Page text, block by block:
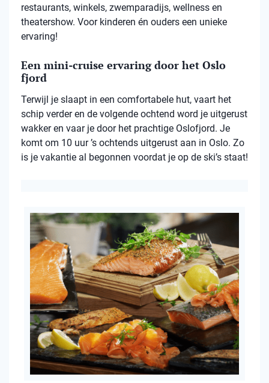
restaurants, winkels, zwemparadijs, wellness en
theatershow. Voor kinderen én ouders een unieke
ervaring!
Een mini-cruise ervaring door het Oslo
fjord
Terwijl je slaapt in een comfortabele hut, vaart het
schip verder en de volgende ochtend word je uitgerust
wakker en vaar je door het prachtige Oslofjord. Je
komt om 10 uur ’s ochtends uitgerust aan in Oslo. Zo
is je vakantie al begonnen voordat je op de ski’s staat!